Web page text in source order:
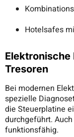
Hotelsafes
Tresoren
Bei modernen
spezielle
die Steuerplatine
durchgeführt.
funktionsfähig.